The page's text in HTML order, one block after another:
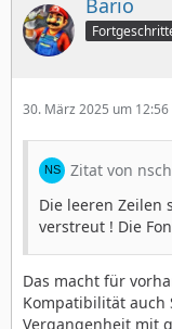
Bario
30. März 2025 um 12:56
Zitat von
Die leeren Zeilen
verstreut ! Die
Das macht für
Kompatibilität auch
Vergangenheit mit